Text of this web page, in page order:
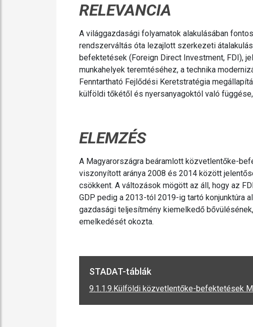
RELEVANCIA
A világgazdasági folyamatok alakulásában
rendszerváltás óta lezajlott szerkezeti
befektetések (Foreign Direct Investment, FDI),
munkahelyek teremtéséhez, a technika
Fenntartható Fejlődési Keretstratégia
külföldi tőkétől és nyersanyagoktól való
ELEMZÉS
A Magyarországra beáramlott közvetlentőke-
viszonyított aránya 2008 és 2014 között
csökkent. A változások mögött az áll, hogy az
GDP pedig a 2013-tól 2019-ig tartó konjunktúra
gazdasági teljesítmény kiemelkedő
emelkedését okozta.
STADAT-táblák
9.1.1.9.Külföldi közvetlentőke-befektetések